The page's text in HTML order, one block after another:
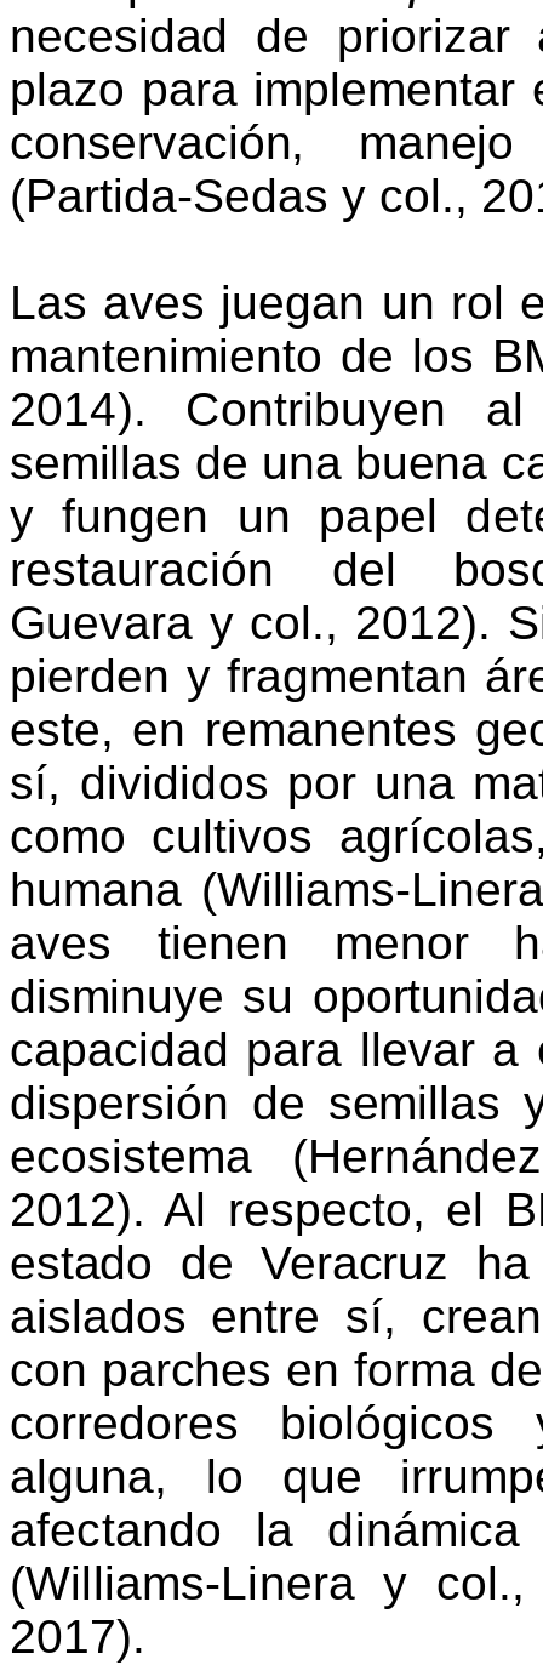
necesidad de priorizar
plazo para implementar
conservación,
(Partida-Sedas y col.,
Las aves juegan un rol
mantenimiento de los
2014). Contribuyen
semillas de una buena
y fungen un papel
restauración del
Guevara y col., 2012).
pierden y fragmentan
este, en remanentes
sí, divididos por una
como cultivos
humana (Williams-
aves tienen menor
disminuye su
capacidad para llevar
dispersión de semillas
ecosistema
2012). Al respecto, el
estado de Veracruz
aislados entre sí,
con parches en forma
corredores
alguna, lo que
afectando la
(Williams-Linera y
2017).